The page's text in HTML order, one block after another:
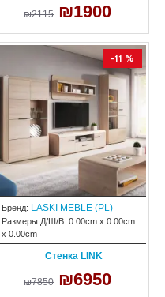
₪2115 ₪1900
-11 %
Бренд: LASKI MEBLE (PL)
Размеры Д/Ш/В: 0.00cm x 0.00cm
x 0.00cm
Стенка LINK
₪7850 ₪6950